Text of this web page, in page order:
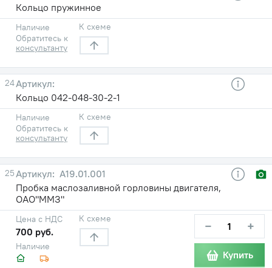
Кольцо пружинное
Наличие
Обратитесь к
консультанту
К схеме
24
Кольцо 042-048-30-2-1
Наличие
Обратитесь к
консультанту
К схеме
25
А19.01.001
Пробка маслозаливной горловины двигателя,
ОАО"ММЗ"
Наличие
Цена с НДС
700 руб.
К схеме − +
Купить